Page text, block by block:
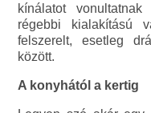
kínálatot
régebbi kialakítású
felszerelt, esetleg
között.
A konyhától a kertig